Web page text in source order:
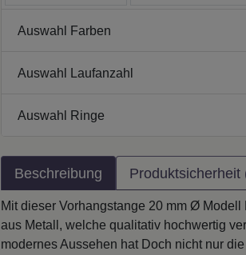
Auswahl Farben
Auswahl Laufanzahl
Auswahl Ringe
Beschreibung Produktsicherheit
Mit dieser Vorhangstange 20 mm Ø
aus Metall, welche qualitativ hochwertig
modernes Aussehen hat Doch nicht nur